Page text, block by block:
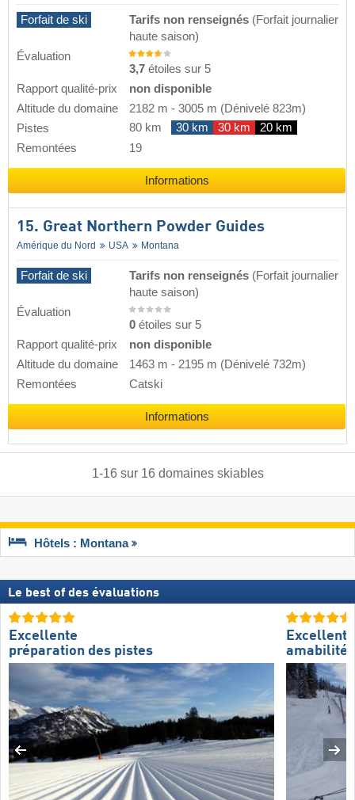
Forfait de ski Tarifs non renseignés (Forfait journalier
haute saison)
Évaluation
3,7 étoiles sur 5
Rapport qualité-prix
non disponible
Altitude du domaine
2182 m - 3005 m (Dénivelé 823m)
Pistes
80 km 30 km 30 km
20 km
Remontées
19
Informations
15. Great Northern Powder Guides
Amérique du Nord USA Montana
Forfait de ski Tarifs non renseignés (Forfait journalier
haute saison)
Évaluation
0 étoiles sur 5
Rapport qualité-prix
non disponible
Altitude du domaine
1463 m - 2195 m (Dénivelé 732m)
Remontées
Catski
Informations
1-16 sur 16 domaines skiables
Hôtels : Montana
Le best of des évaluations
Excellente
préparation des pistes
Excellente
amabilité